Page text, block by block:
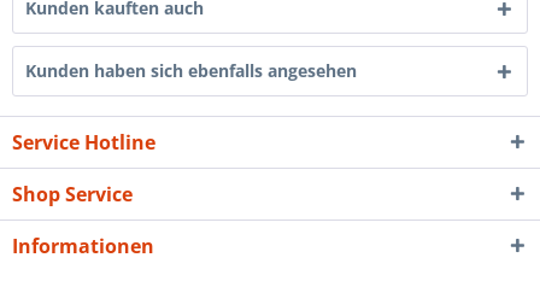
Kunden kauften auch
Kunden haben sich ebenfalls angesehen
Service Hotline
Shop Service
Informationen